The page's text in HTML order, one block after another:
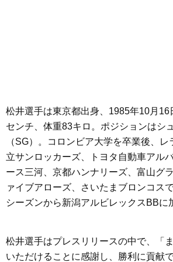
松井選手は東京都出身、1985年10月16
センチ、体重83キロ。ポジションはシ
（SG）。コロンビア大学を卒業後、レ
立サンロッカーズ、トヨタ自動車アル
ース三河、京都ハンナリーズ、富山グ
ァイブアローズ、さいたまブロンコス
シーズンから新潟アルビレックスBBに
松井選手はプレスリリースの中で、「
いただけることに感謝し、勝利に貢献